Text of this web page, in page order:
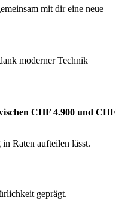
mit dir eine neue
moderner Technik
CHF 4.900 und CHF
Raten aufteilen lässt.
geprägt.